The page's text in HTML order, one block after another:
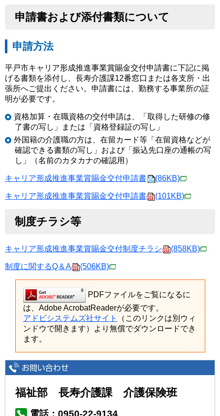
申請書および添付書類について
申請方法
平戸市キャリア形成推進事業賞賜金交付申請書に下記に掲
げる書類を添付し、長寿介護課12番窓口または各支所・出
張所へご提出ください。申請書には、勤務する事業所の証
明が必要です。
資格加算・在職資格の交付申請は、「取得した研修の修
了書の写し」または「資格登録証の写し」
外国籍の介護職の方は、在留カード等「在留資格などが
確認できる書類の写し」および「振込先口座の通帳の写
し」（名前のカタカナの確認用）
キャリア形成推進事業賞賜金交付申請書 (86KB)
キャリア形成推進事業賞賜金交付申請書 (101KB)
制度チラシ等
キャリア形成推進事業賞賜金交付制度チラシ (858KB)
制度に関するQ＆A (506KB)
PDFファイルをご覧になるに
は、Adobe AcrobatReaderが必要です。
アドビシステムズ社サイト
（このリンクは別ウィ
ンドウで開きます）より無償でダウンロードでき
ます。
福祉部 長寿介護課 介護保険班
電話：0950-22-9134